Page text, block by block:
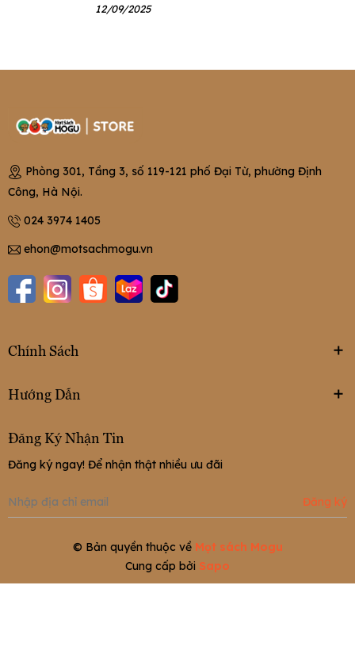
12/09/2025
Phòng 301, Tầng 3, số 119-121 phố Đại Từ, phường Định
Công, Hà Nội.
024 3974 1405
ehon@motsachmogu.vn
Chính Sách
Hướng Dẫn
Đăng Ký Nhận Tin
Đăng ký ngay! Để nhận thật nhiều ưu đãi
Đăng ký
© Bản quyền thuộc về Mọt sách Mogu
Cung cấp bởi Sapo